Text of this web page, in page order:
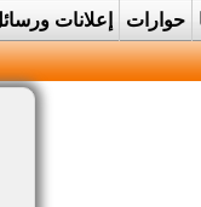
حوارات إعلانات ورسائل